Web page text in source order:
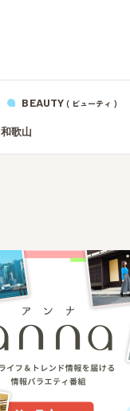
BEAUTY ( ビューティ )
和歌山